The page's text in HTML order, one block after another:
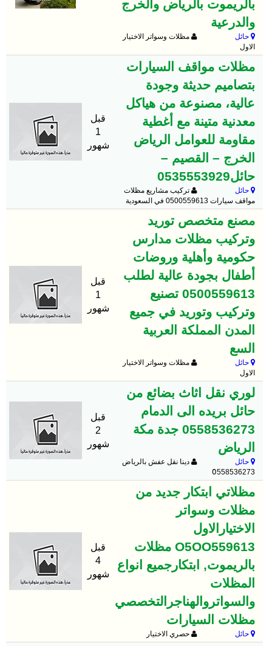
بالريموت بالرياض والخرج
والدرعية
حائل
مظلات وسواتر الاختيار
الاول
مظلات مواقف السيارات
بتصاميم حديثة وجودة
عالية، مصنوعة من هياكل
معدنية متينة مع أغطية
مقاومة للعوامل الرياض
الخرج – القصيم –
حائل0535553929
حائل
تركيب مشاريع مظلات
مواقف سيارات 0500559613 في السعودية
قبل
1
شهور
مصنع متخصص توريد
وتركيب مظلات مدارس
حكومية وأهلية وروضات
أطفال بجودة عالية لطلب
0500559613 تصنيع
وتركيب وتوريد في جميع
المدن المملكة العربية
السع
حائل
مظلات وسواتر الاختيار
الاول
قبل
1
شهور
لوري نقل اثاث بضائع من
حائل بريده الى الدمام
0558536273 جدة مكة
الرياض
حائل
دينا نقل عفش بالرياض
0َ558536273
قبل
2
شهور
مظلاتي ابتكار جديد من
مظلات وسواتر
الاختيارالاول
O5OO559613 مظلات
بالريموت, ابتكارجميع انواع
المظلات
والسواتروالهناجرالتخصصي
مظلات السيارات
حائل حصري الاختيار
قبل
4
شهور